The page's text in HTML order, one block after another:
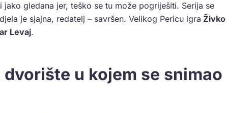
gledana jer, teško se tu može pogriješiti. Serija se
je sjajna, redatelj – savršen. Velikog Pericu igra Živko
Levaj.
u kojem se snimao